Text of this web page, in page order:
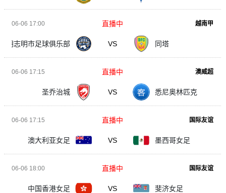
06-06 17:00 越南甲
胡志明市足球俱乐部 VS 同塔
直播中
06-06 17:15 澳威超
圣乔治城 VS 悉尼奥林匹克
直播中
06-06 17:15 国际友谊
澳大利亚女足 VS 墨西哥女足
直播中
06-06 18:00 国际友谊
中国香港女足 VS 斐济女足
直播中